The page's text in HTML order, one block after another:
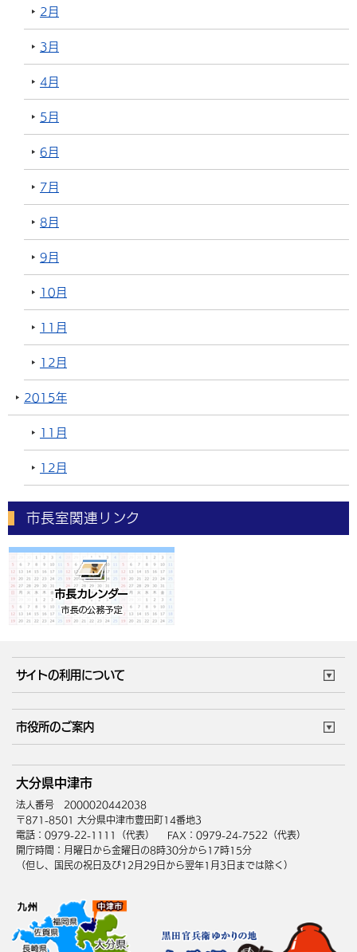
2月
3月
4月
5月
6月
7月
8月
9月
10月
11月
12月
2015年
11月
12月
市長室関連リンク
サイトの利用について
サイトマップ
市役所のご案内
庁舎地図 組織案内
中津市へのアクセス
大分県中津市
法人番号 2000020442038
〒871-8501 大分県中津市豊田町14番地3
電話：0979-22-1111（代表）
FAX：0979-24-7522（代表）
開庁時間：月曜日から金曜日の8時30分から17時15分
（但し、国民の祝日及び12月29日から翌年1月3日までは除く）